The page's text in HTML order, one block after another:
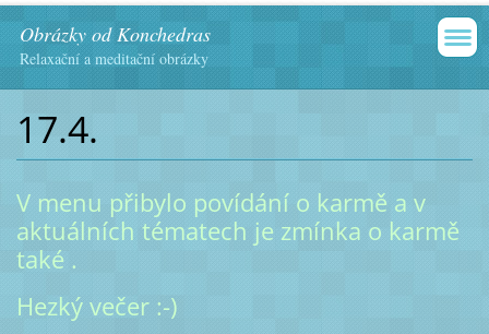
Obrázky od Konchedras
Relaxační a meditační obrázky
17.4.
V menu přibylo povídání o karmě a v
aktuálních tématech je zmínka o karmě
také .
Hezký večer :-)